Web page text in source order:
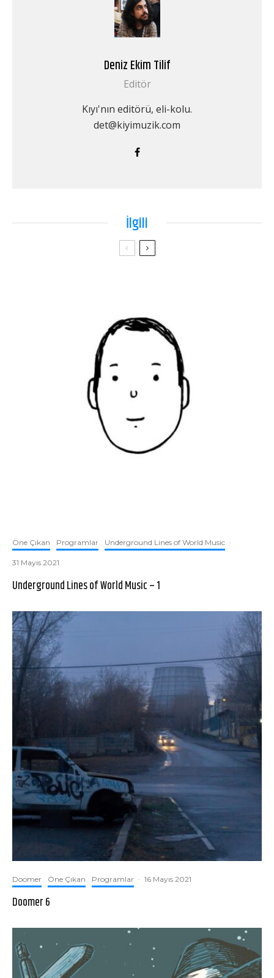
Deniz Ekim Tilif
Editör
Kıyı'nın editörü, eli-kolu.
det@kiyimuzik.com
İlgili
Öne Çıkan Programlar Underground Lines of World Music ·
31 Mayıs 2021
Underground Lines of World Music – 1
Doomer Öne Çıkan Programlar · 16 Mayıs 2021
Doomer 6